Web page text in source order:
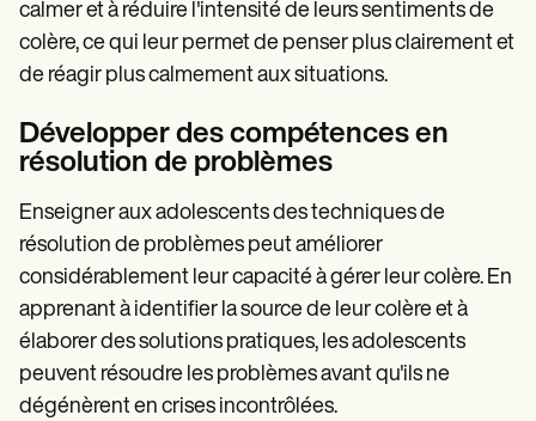
calmer et à réduire l'intensité de leurs sentiments de
colère, ce qui leur permet de penser plus clairement et
de réagir plus calmement aux situations.
Développer des compétences en
résolution de problèmes
Enseigner aux adolescents des techniques de
résolution de problèmes peut améliorer
considérablement leur capacité à gérer leur colère. En
apprenant à identifier la source de leur colère et à
élaborer des solutions pratiques, les adolescents
peuvent résoudre les problèmes avant qu'ils ne
dégénèrent en crises incontrôlées.